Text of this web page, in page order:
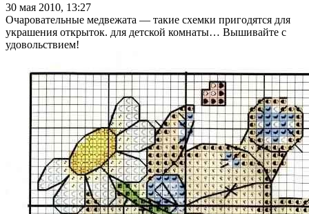
30 мая 2010, 13:27
Очаровательные медвежата — такие схемки пригодятся для
украшения открыток. для детской комнаты… Вышивайте с
удовольствием!